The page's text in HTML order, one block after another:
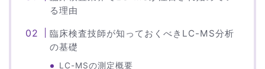
る理由
臨床検査技師が知っておくべきLC-MS分析
の基礎
LC-MSの測定概要